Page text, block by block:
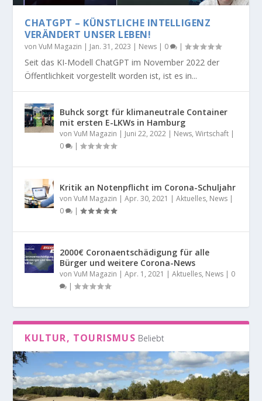
CHATGPT – KÜNSTLICHE INTELLIGENZ
VERÄNDERT UNSER LEBEN!
vonVuM Magazin | Jan. 31, 2023 | News | 0 |
Seit das KI-Modell ChatGPT im November 2022 der
Öffentlichkeit vorgestellt worden ist, ist es in...
Buhck sorgt für klimaneutrale Container
mit ersten E-LKWs in Hamburg
vonVuM Magazin | Juni 22, 2022 | News,Wirtschaft |
0
|
Kritik an Notenpflicht im Corona-Schuljahr
vonVuM Magazin |Apr. 30, 2021 |Aktuelles, News |
0
|
2000€ Coronaentschädigung für alle
Bürger und weitere Corona-News
vonVuM Magazin |Apr. 1, 2021 |Aktuelles, News | 0
|
KULTUR, TOURISMUS Beliebt